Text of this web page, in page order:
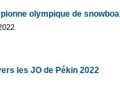
olympique de
les JO de Pékin 2022